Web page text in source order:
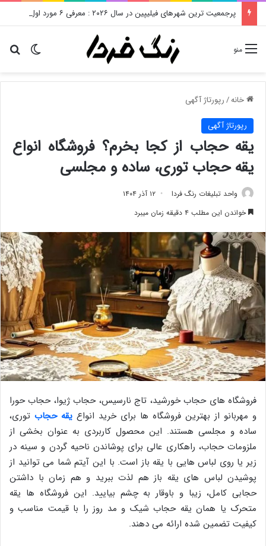
پرجمعیت ترین شهرهای فیلیپین در سال ۲۰۲۶ : معرفی ۶ مورد اول
تغییر منو
خانه/رپورتاژ آگهی
رپورتاژ آگهی
یقه حجاب از کجا بخرم؟ فروشگاه انواع
یقه حجاب توری، ساده و مجلسی
واحد تبلیغات رنگ فردا
۱۲ آذر ۱۴۰۴
خواندن این مطلب ۴ دقیقه زمان میبرد
فروشگاه های حجاب خورشید، تاج نارسیس، حجاب ژیوا، حجاب حورا
و مهربانو از بهترین فروشگاه ها برای خرید انواع یقه حجاب توری،
ساده و مجلسی هستند. این محصول کاربردی به عنوان بخشی از
ملزومات حجاب، راهکاری عالی برای پوشاندن ناحیه گردن و سینه در
زیر یا روی لباس هایی با یقه باز است. با این آیتم شما می توانید از
پوشیدن لباس های یقه باز هم لذت ببرید و هم زمان با داشتن
حجابی کامل، زیبا و باوقار به چشم بیایید. این فروشگاه ها یقه
متحرک یا همان یقه حجاب شیک و مد روز را با قیمت مناسب و
کیفیت تضمین شده ارائه می دهند.